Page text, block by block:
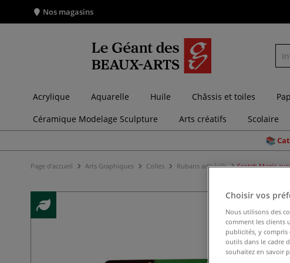
Nos magasins
Acrylique Aquarelle Huile Châssis et toiles
Céramique Modelage Sculpture
Arts créatifs Scolaire
Page d'accueil Arts Graphiques Colles Rubans adhésifs Scotch Magic
Choisir vos
Nous utilisons des
comment les clients
publicités, y compris
outils dans le cadre
souhaitez en savoir